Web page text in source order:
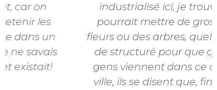
industrialisé ici, je trouve qu’on
pourrait mettre de gros pots de
fleurs ou des arbres, quelque chose
de structuré pour que quand les
gens viennent dans ce coin de la
ville, ils se disent que, finalement,